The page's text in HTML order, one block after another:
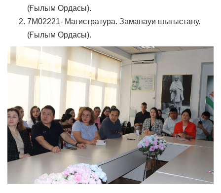
(Ғылым Ордасы).
7М02221- Магистратура. Заманауи шығыстану.
(Ғылым Ордасы).